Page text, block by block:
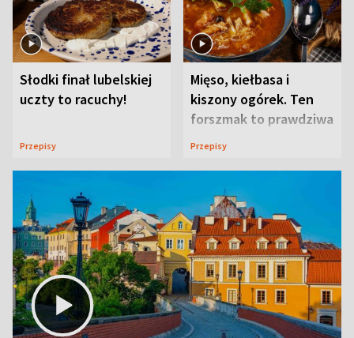
Słodki finał lubelskiej
uczty to racuchy!
Przepisy
Mięso, kiełbasa i
kiszony ogórek. Ten
forszmak to prawdziwa
uczta
Przepisy